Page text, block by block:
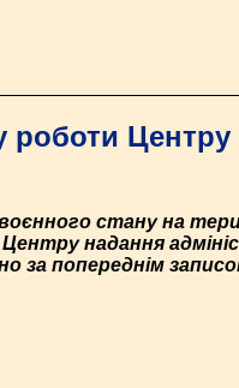
роботи Центру
стану на
Центру надання
за попереднім